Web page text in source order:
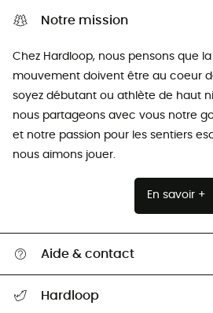
Notre mission
Chez Hardloop, nous pensons que
mouvement doivent être au coeur
soyez débutant ou athlète de haut
nous partageons avec vous notre
et notre passion pour les sentiers
nous aimons jouer.
En savoir +
Aide & contact
Retour & remboursement
Hardloop